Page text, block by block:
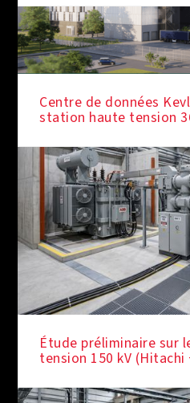
Centre de données
station haute tension
Étude préliminaire sur
tension 150 kV (Hitachi